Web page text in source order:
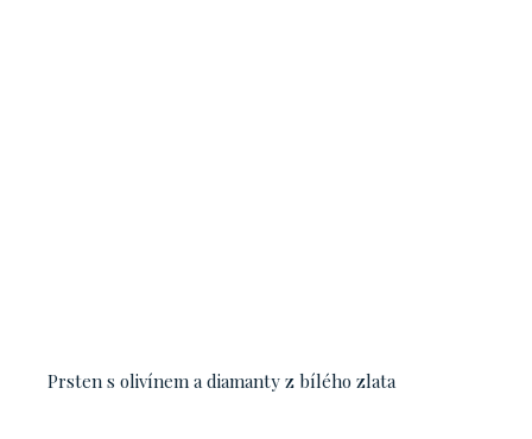
Prsten s olivínem a diamanty z bílého zlata